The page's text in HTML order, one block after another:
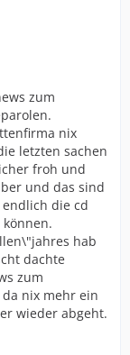
zum
nix
letzten sachen
froh und
und das sind
die cd
hab
dachte
zum
nix mehr ein
wieder abgeht.